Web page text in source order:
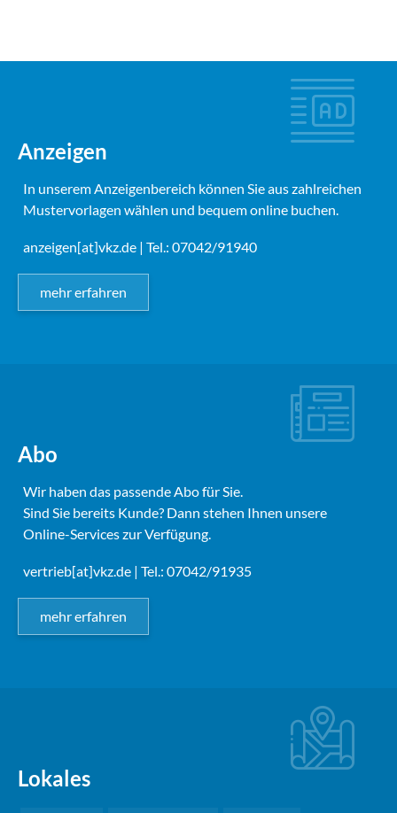
Anzeigen
In unserem Anzeigenbereich können Sie aus zahlreichen
Mustervorlagen wählen und bequem online buchen.
anzeigen[at]vkz.de | Tel.: 07042/91940
mehr erfahren
Abo
Wir haben das passende Abo für Sie.
Sind Sie bereits Kunde? Dann stehen Ihnen unsere
Online-Services zur Verfügung.
vertrieb[at]vkz.de | Tel.: 07042/91935
mehr erfahren
Lokales